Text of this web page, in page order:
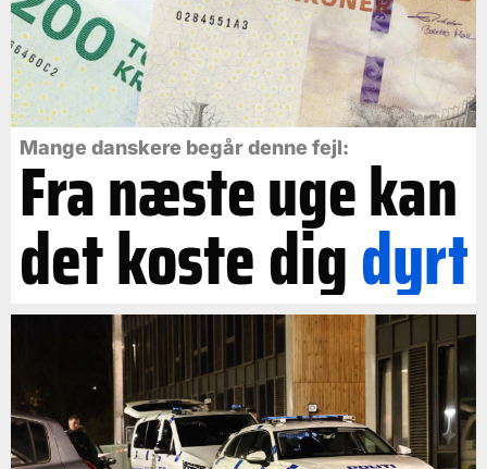
Mange danskere begår denne fejl:
Fra næste uge kan
det koste digdyrt